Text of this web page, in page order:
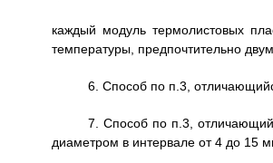
каждый модуль термолистовых
температуры, предпочтительно
6. Способ по п.3,
7. Способ по п.3,
диаметром в интервале от 4 до 15